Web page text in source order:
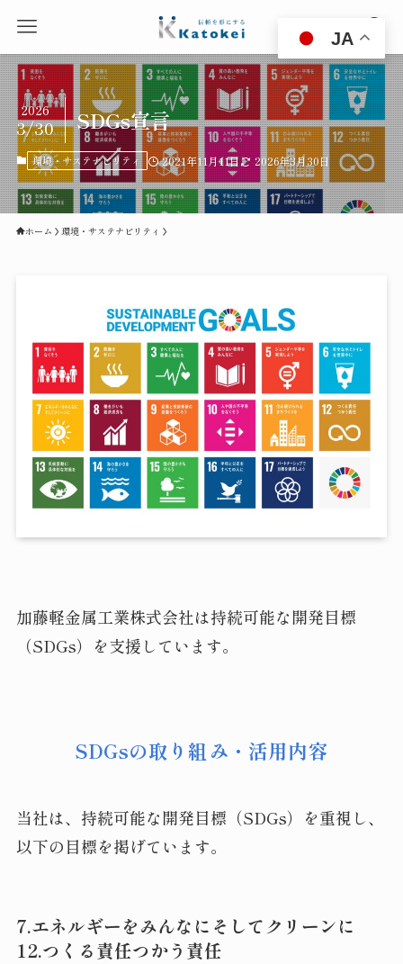
SDGs宣言
2026
3/30
環境・サステナビリティ 2021年11月11日 2026年3月30日
ホーム 環境・サステナビリティ
加藤軽金属工業株式会社は持続可能な開発目標
（SDGs）を支援しています。
SDGsの取り組み・活用内容
当社は、持続可能な開発目標（SDGs）を重視し、
以下の目標を掲げています。
7.エネルギーをみんなにそしてクリーンに
12.つくる責任つかう責任
JA